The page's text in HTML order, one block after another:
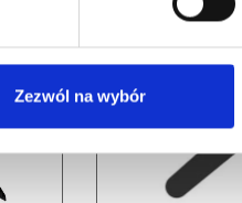
Zezwól na wybór